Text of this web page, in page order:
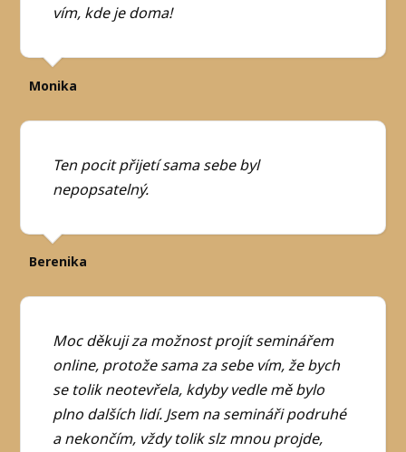
vím, kde je doma!
Monika
Ten pocit přijetí sama sebe byl
nepopsatelný.
Berenika
Moc děkuji za možnost projít seminářem
online, protože sama za sebe vím, že bych
se tolik neotevřela, kdyby vedle mě bylo
plno dalších lidí. Jsem na semináři podruhé
a nekončím, vždy tolik slz mnou projde,